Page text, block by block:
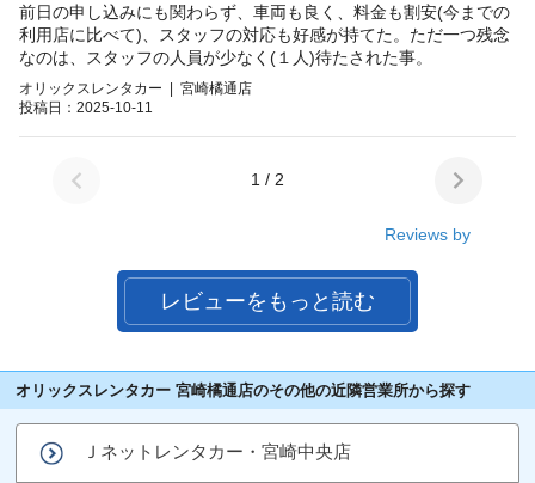
前日の申し込みにも関わらず、車両も良く、料金も割安(今までの
利用店に比べて)、スタッフの対応も好感が持てた。ただ一つ残念
なのは、スタッフの人員が少なく(１人)待たされた事。
オリックスレンタカー | 宮崎橘通店
投稿日：2025-10-11
1 / 2
Reviews by
レビューをもっと読む
オリックスレンタカー 宮崎橘通店のその他の近隣営業所から探す
Ｊネットレンタカー・宮崎中央店